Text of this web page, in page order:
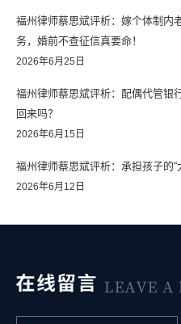
福州律师蔡思斌评析：嫁个体制内
务，婚前不查征信真要命！
2026年6月25日
福州律师蔡思斌评析：配偶代管银
回来吗？
2026年6月15日
福州律师蔡思斌评析：承担孩子的“
2026年6月12日